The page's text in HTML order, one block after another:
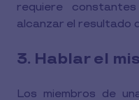
requiere
alcanzar el resultado
3. Hablar el
Los miembros de